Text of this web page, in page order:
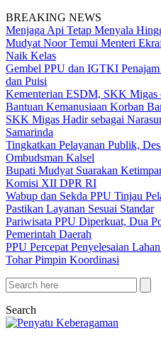
BREAKING NEWS
Menjaga Api Tetap Menyala
Mudyat Noor Temui Menteri
Naik Kelas
Gembel PPU dan IGTKI
dan Puisi
Kementerian ESDM, SKK
Bantuan Kemanusiaan Korban
SKK Migas Hadir sebagai
Samarinda
Tingkatkan Pelayanan Publik,
Ombudsman Kalsel
Bupati Mudyat Suarakan
Komisi XII DPR RI
Wabup dan Sekda PPU Tinjau
Pastikan Layanan Sesuai Standar
Pariwisata PPU Diperkuat, Dua
Pemerintah Daerah
PPU Percepat Penyelesaian
Tohar Pimpin Koordinasi
Search